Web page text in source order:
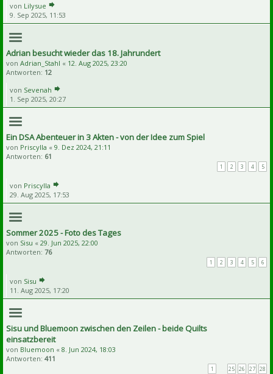
von Lilysue
9. Sep 2025, 11:53
Adrian besucht wieder das 18. Jahrundert
von Adrian_Stahl « 12. Aug 2025, 23:20
Antworten: 12
von Sevenah
1. Sep 2025, 20:27
Ein DSA Abenteuer in 3 Akten - von der Idee zum Spiel
von Priscylla « 9. Dez 2024, 21:11
Antworten: 61
1 2 3 4 5
von Priscylla
29. Aug 2025, 17:53
Sommer 2025 - Foto des Tages
von Sisu « 29. Jun 2025, 22:00
Antworten: 76
1 2 3 4 5 6
von Sisu
11. Aug 2025, 17:20
Sisu und Bluemoon zwischen den Zeilen - beide Quilts
einsatzbereit
von Bluemoon « 8. Jun 2024, 18:03
Antworten: 411
1 25 26 27 28